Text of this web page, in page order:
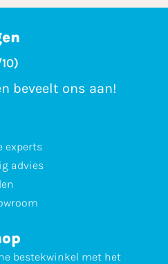
beveelt ons aan!
experts
advies
bestekwinkel met het